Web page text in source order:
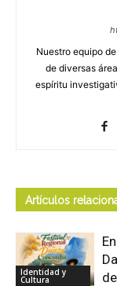
Nuestro equipo
de diversas
espíritu
Artículos
Identidad y
Cultura